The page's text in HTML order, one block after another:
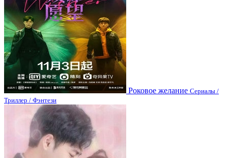
Роковое желание Сериалы /
Триллер / Фэнтези